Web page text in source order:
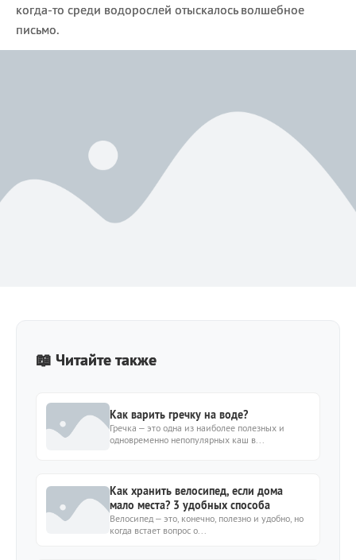
когда-то среди водорослей отыскалось волшебное
письмо.
📖 Читайте также
Как варить гречку на воде?
Гречка – это одна из наиболее полезных и
одновременно непопулярных каш в...
Как хранить велосипед, если дома
мало места? 3 удобных способа
Велосипед – это, конечно, полезно и удобно, но
когда встает вопрос о...